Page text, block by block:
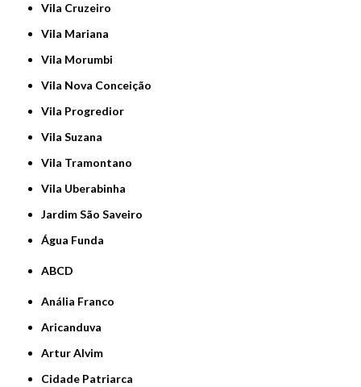
Vila Cruzeiro
Vila Mariana
Vila Morumbi
Vila Nova Conceição
Vila Progredior
Vila Suzana
Vila Tramontano
Vila Uberabinha
jardim São Saveiro
Água Funda
ABCD
Anália Franco
Aricanduva
Artur Alvim
Cidade Patriarca